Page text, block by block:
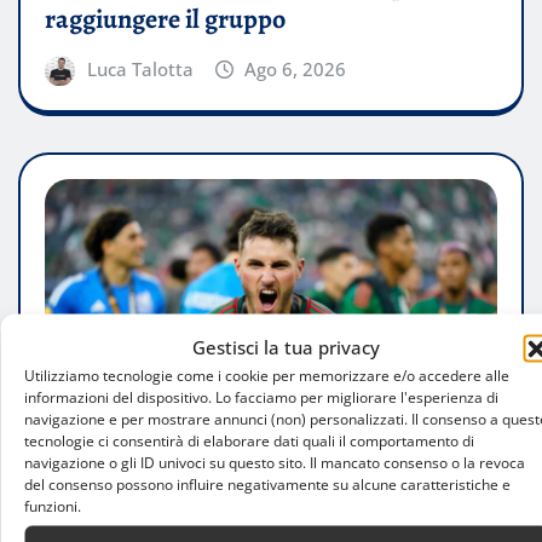
Gestisci la tua privacy
Utilizziamo tecnologie come i cookie per memorizzare e/o accedere alle
informazioni del dispositivo. Lo facciamo per migliorare l'esperienza di
navigazione e per mostrare annunci (non) personalizzati. Il consenso a
tecnologie ci consentirà di elaborare dati quali il comportamento di
navigazione o gli ID univoci su questo sito. Il mancato consenso o la revoca
del consenso possono influire negativamente su alcune caratteristiche e
funzioni.
raggiungere il gruppo
Luca Talotta Ago 6, 2026
PERSONAGGI